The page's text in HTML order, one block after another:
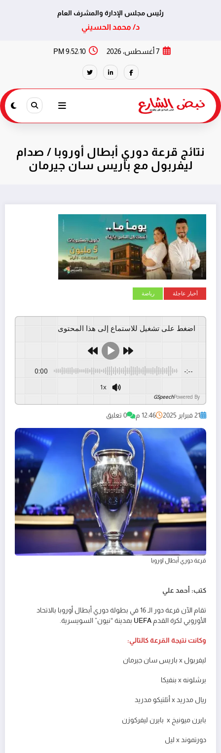
رئيس مجلس الإدارة والمشرف العام
د/ محمد الحسيني
7 أغسطس، 2026 9:52:10 PM
نتائج قرعة دوري أبطال أوروبا / صدام
ليفربول مع باريس سان جيرمان
أخبار عاجلة رياضة
اضغط على تشغيل للاستماع إلى هذا المحتوى
0:00 -:--
1x
Powered By
GSpeech
21 فبراير 2025 12:46 م 0 تعليق
قرعة دوري أبطال اوروبا
كتب: أحمد علي
تقام الآن قرعة دور الـ 16 في بطولة دوري أبطال أوروبا بالاتحاد
الأوروبي لكرة القدم UEFA بمدينة “نيون” السويسرية.
وكانت نتيجة القرعة كالتالي:
ليفربول x باريس سان جيرمان
برشلونه x بنفيكا
ريال مدريد x أتلتيكو مدريد
بايرن ميونيخ x بايرن ليفركوزن
دورتموند x ليل